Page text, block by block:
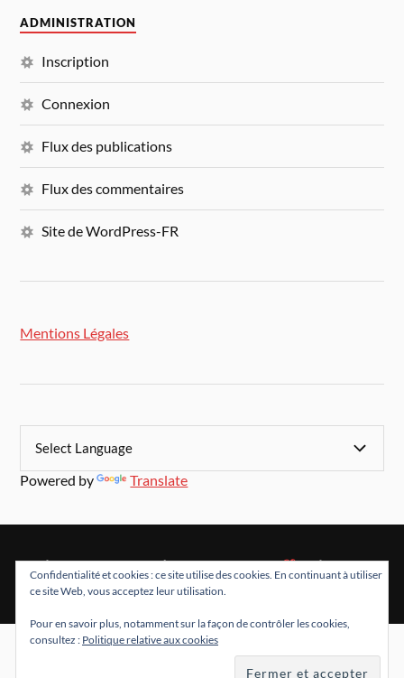
ADMINISTRATION
Inscription
Connexion
Flux des publications
Flux des commentaires
Site de WordPress-FR
Mentions Légales
Powered by Translate
FIÈREMENT PROPULSÉ PARWORDPRESS & THÈME PAR
ANDERS NORÉN
Confidentialité et cookies : ce site utilise des cookies. En continuant à utiliser
ce site Web, vous acceptez leur utilisation.
Pour en savoir plus, notamment sur la façon de contrôler les cookies,
consultez : Politique relative aux cookies